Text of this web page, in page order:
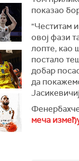
показао
"Честитам
овој фази
лопте, као
постало
добар
да
меча